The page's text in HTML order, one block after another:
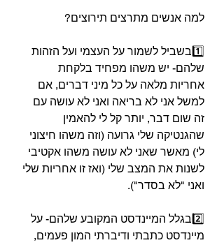
למה אנשים מתרצים תירוצים?⁣
1️⃣בשביל לשמור על העצמי ועל הזהות
שלהם- יש משהו מפחיד בלקחת
אחריות מלאה על כל מיני דברים, אם
למשל אני לא בריאה ואני לא עושה עם
זה שום דבר, יותר קל לי להאמין
שהגנטיקה שלי גרועה (וזה משהו חיצוני
לי) מאשר שאני לא עושה משהו אקטיבי
לשנות את המצב שלי (ואז זו אחריות שלי
ואני "לא בסדר").⁣
2️⃣בגלל המיינדסט המקובע שלהם- על
מיינדסט כתבתי ודיברתי המון פעמים,